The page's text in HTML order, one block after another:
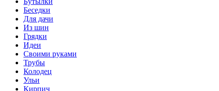
Беседки
Для дачи
Из шин
Грядки
Идеи
Своими руками
Трубы
Колодец
Ульи
Кирпич